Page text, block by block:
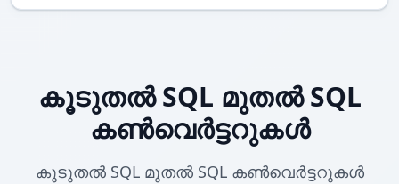
കൂടുതൽ SQL മുതൽ SQL
കൺവെർട്ടറുകൾ
കൂടുതൽ SQL മുതൽ SQL കൺവെർട്ടറുകൾ